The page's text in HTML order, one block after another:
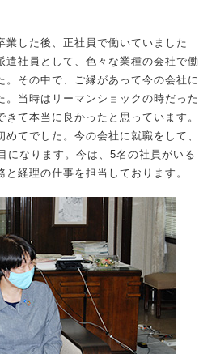
業した後、正社員で働いていました
遣社員として、色々な業種の会社で働
。その中で、ご縁があって今の会社に
。当時はリーマンショックの時だった
きて本当に良かったと思っています。
めてでした。今の会社に就職をして、
になります。今は、5名の社員がいる
と経理の仕事を担当しております。